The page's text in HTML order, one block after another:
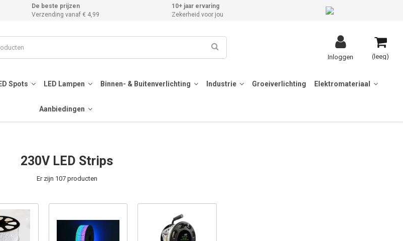
De beste prijzen
Verzending vanaf € 4,99
10+ jaar ervaring
Zekerheid voor jou
(leeg)
Inloggen
Spots LED Lampen Binnen- & Buitenverlichting Industrie Groeiverlichting Elektromateriaal
Aanbiedingen
230V LED Strips
Er zijn 107 producten